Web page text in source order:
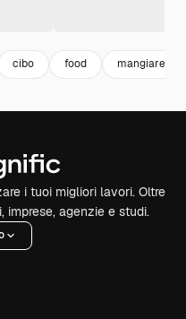
cibo food mangiare
i tuoi migliori lavori. Oltre
imprese, agenzie e studi.